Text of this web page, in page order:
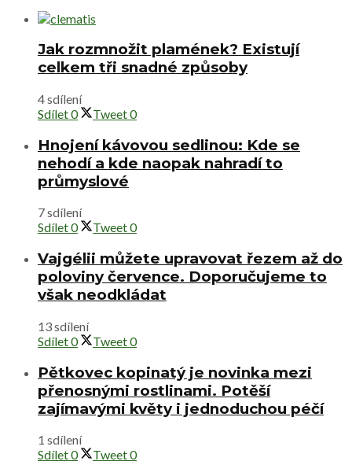
Jak rozmnožit plamének? Existují
celkem tři snadné způsoby
4 sdílení
Sdílet0 Tweet0
Hnojení kávovou sedlinou: Kde se
nehodí a kde naopak nahradí to
průmyslové
7 sdílení
Sdílet0 Tweet0
Vajgélii můžete upravovat řezem až do
poloviny července. Doporučujeme to
však neodkládat
13 sdílení
Sdílet0 Tweet0
Pětkovec kopinatý je novinka mezi
přenosnými rostlinami. Potěší
zajímavými květy i jednoduchou péčí
1 sdílení
Sdílet0 Tweet0